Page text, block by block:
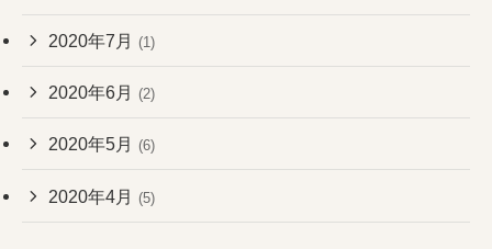
2020年7月 (1)
2020年6月 (2)
2020年5月 (6)
2020年4月 (5)